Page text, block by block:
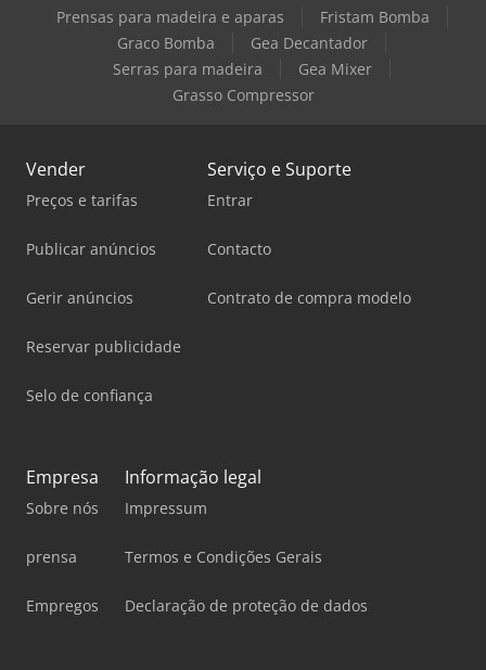
Prensas para madeira e aparas
Fristam Bomba
Graco Bomba
Gea Decantador
Serras para madeira
Gea Mixer
Grasso Compressor
Vender
Preços e tarifas
Publicar anúncios
Gerir anúncios
Reservar publicidade
Selo de confiança
Serviço e Suporte
Entrar
Contacto
Contrato de compra modelo
Empresa
Sobre nós
prensa
Empregos
Informação legal
Impressum
Termos e Condições Gerais
Declaração de proteção de dados